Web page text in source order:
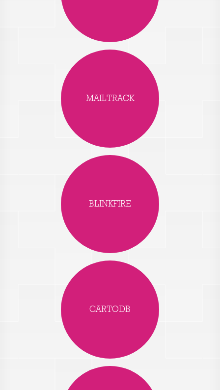
MAILTRACK
BLINKFIRE
CARTODB